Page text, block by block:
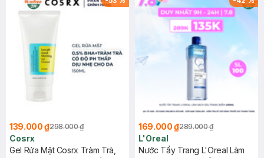
139.000 ₫298.000 ₫
Cosrx
Gel Rửa Mặt Cosrx Tràm Trà,
169.000 ₫289.000 ₫
L'Oreal
Nước Tẩy Trang L'Oreal Làm